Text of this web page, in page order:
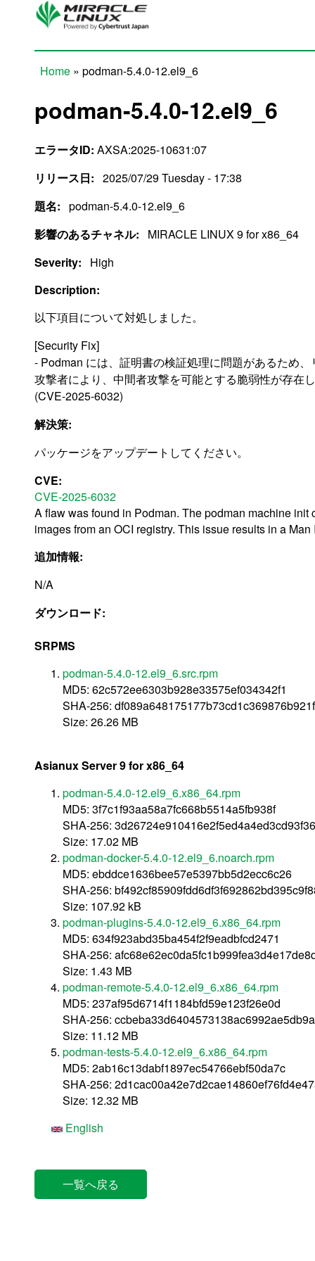
Skip to main content
Home » podman-5.4.0-12.el9_6
podman-5.4.0-12.el9_6
エラータID: AXSA:2025-10631:07
リリース日: 2025/07/29 Tuesday - 17:38
題名: podman-5.4.0-12.el9_6
影響のあるチャネル:
MIRACLE LINUX 9 for x86_64
Severity:
High
Description:
以下項目について対処しました。
[Security Fix]
- Podman には、証明書の検証処理に問題があるため、
攻撃者により、中間者攻撃を可能とする脆弱性が存在
(CVE-2025-6032)
解決策:
パッケージをアップデートしてください。
CVE:
CVE-2025-6032
A flaw was found in Podman. The podman machine
images from an OCI registry. This issue results in a
追加情報:
N/A
ダウンロード:
SRPMS
podman-5.4.0-12.el9_6.src.rpm
MD5: 62c572ee6303b928e33575ef034342f1
SHA-256:
Size: 26.26 MB
Asianux Server 9 for x86_64
podman-5.4.0-12.el9_6.x86_64.rpm
MD5: 3f7c1f93aa58a7fc668b5514a5fb938f
SHA-256:
Size: 17.02 MB
podman-docker-5.4.0-12.el9_6.noarch.rpm
MD5: ebddce1636bee57e5397bb5d2ecc6c26
SHA-256:
Size: 107.92 kB
podman-plugins-5.4.0-12.el9_6.x86_64.rpm
MD5: 634f923abd35ba454f2f9eadbfcd2471
SHA-256:
Size: 1.43 MB
podman-remote-5.4.0-12.el9_6.x86_64.rpm
MD5: 237af95d6714f1184bfd59e123f26e0d
SHA-256:
Size: 11.12 MB
podman-tests-5.4.0-12.el9_6.x86_64.rpm
MD5: 2ab16c13dabf1897ec54766ebf50da7c
SHA-256:
Size: 12.32 MB
English
一覧へ戻る